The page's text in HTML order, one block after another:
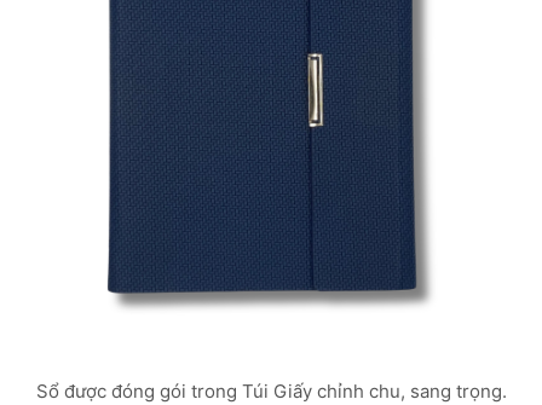
Sổ được đóng gói trong Túi Giấy chỉnh chu, sang trọng.